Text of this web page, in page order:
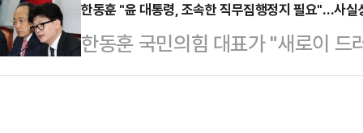
이 나오고 있다.허재현 리포액트
리를 굽히고 고개를 숙인 한 계엄군
회 앞으로 몰려온 시민들에게 허리
한동훈 "윤 대통령, 조속한 직무집행정지 필요"…사실
한동훈 국민의힘 대표가 "새로이
을 지키기 위해 윤석열 대통령의 조